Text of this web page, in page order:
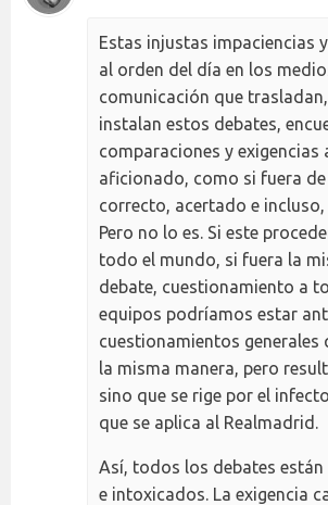
Estas injustas impaciencias
al orden del día en los
comunicación que
instalan estos debates,
comparaciones y exigencias
aficionado, como si fuera de
correcto, acertado e
Pero no lo es. Si este
todo el mundo, si fuera la
debate, cuestionamiento a
equipos podríamos estar
cuestionamientos generales
la misma manera, pero
sino que se rige por el
que se aplica al Realmadrid.
Así, todos los debates
e intoxicados. La exigencia